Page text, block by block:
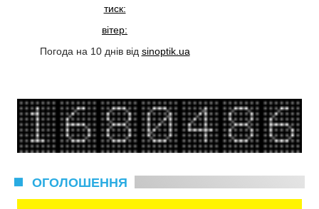
тиск:
вітер:
Погода на 10 днів від sinoptik.ua
ОГОЛОШЕННЯ